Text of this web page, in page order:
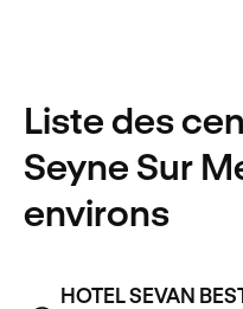
Liste des
Seyne Sur
environs
HOTEL SEVAN